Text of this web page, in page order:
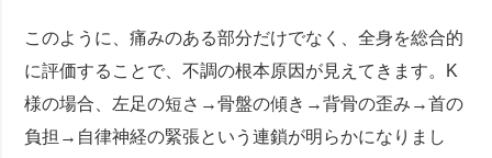
このように、痛みのある部分だけでなく、全身を総合的
に評価することで、不調の根本原因が見えてきます。K
様の場合、左足の短さ→骨盤の傾き→背骨の歪み→首の
負担→自律神経の緊張という連鎖が明らかになりまし